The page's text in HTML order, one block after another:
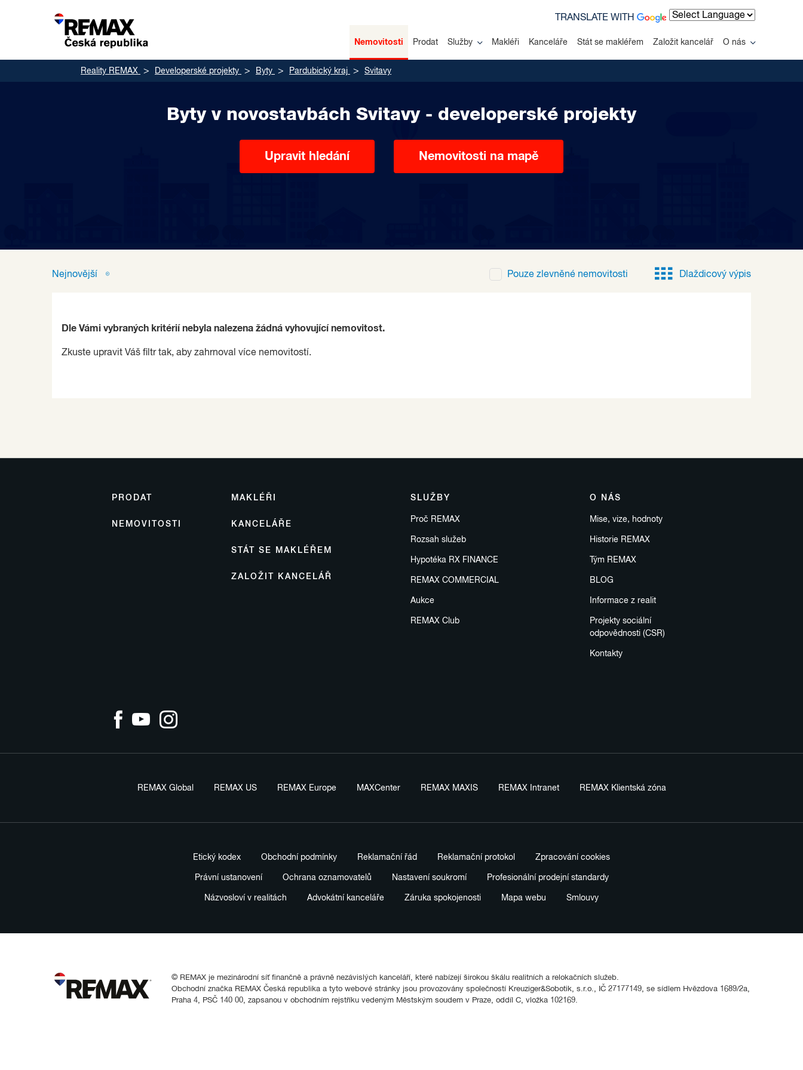
Nemovitosti Prodat Služby Makléři Kanceláře Stát se makléřem Založit kancelář O nás
TRANSLATE WITH
Reality REMAX Developerské projekty Byty Pardubický kraj Svitavy
Byty v novostavbách Svitavy - developerské projekty
Upravit hledání Nemovitosti na mapě
Nejnovější Pouze zlevněné nemovitosti Dlaždicový výpis
Dle Vámi vybraných kritérií nebyla nalezena žádná vyhovující nemovitost.
Zkuste upravit Váš filtr tak, aby zahrnoval více nemovitostí.
PRODAT
NEMOVITOSTI
SLUŽBY
Proč REMAX
Rozsah služeb
Hypotéka RX FINANCE
REMAX COMMERCIAL
Aukce
REMAX Club
MAKLÉŘI
KANCELÁŘE
STÁT SE MAKLÉŘEM
ZALOŽIT KANCELÁŘ
O NÁS
Mise, vize, hodnoty
Historie REMAX
Tým REMAX
BLOG
Informace z realit
Projekty sociální
odpovědnosti (CSR)
Kontakty
REMAX Global REMAX US REMAX Europe MAXCenter REMAX MAXIS REMAX Intranet REMAX Klientská zóna
Etický kodex Obchodní podmínky Reklamační řád Reklamační protokol Zpracování cookies
Právní ustanovení Ochrana oznamovatelů Nastavení soukromí Profesionální prodejní standardy
Názvosloví v realitách Advokátní kanceláře Záruka spokojenosti Mapa webu Smlouvy
© REMAX je mezinárodní síť finančně a právně nezávislých kanceláří, které nabízejí širokou škálu realitních a relokačních služeb.
Obchodní značka REMAX Česká republika a tyto webové stránky jsou provozovány společností Kreuziger&Sobotik, s.r.o., IČ 27177149, se sídlem Hvězdova 1689/2a,
Praha 4, PSČ 140 00, zapsanou v obchodním rejstříku vedeným Městským soudem v Praze, oddíl C, vložka 102169.